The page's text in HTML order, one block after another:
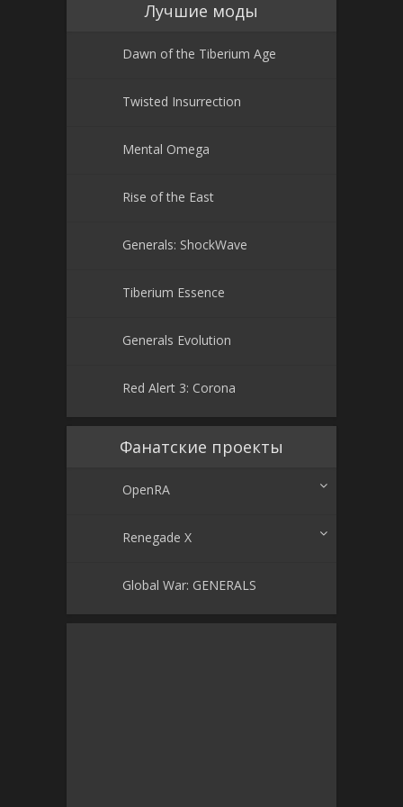
Лучшие моды
Dawn of the Tiberium Age
Twisted Insurrection
Mental Omega
Rise of the East
Generals: ShockWave
Tiberium Essence
Generals Evolution
Red Alert 3: Corona
Фанатские проекты
OpenRA
Renegade X
Global War: GENERALS